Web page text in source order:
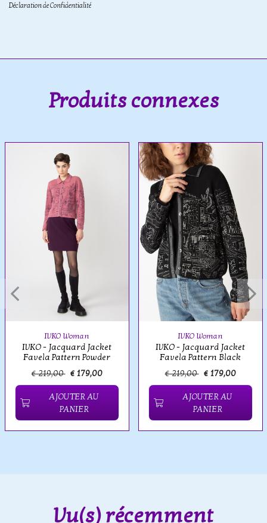
Déclaration de Confidentialité
Produits connexes
IVKO Woman
IVKO - Jacquard Jacket
Favela Pattern Powder
€ 219,00 € 179,00
AJOUTER AU
PANIER
IVKO Woman
IVKO - Jacquard Jacket
Favela Pattern Black
€ 219,00 € 179,00
AJOUTER AU
PANIER
Vu(s) récemment